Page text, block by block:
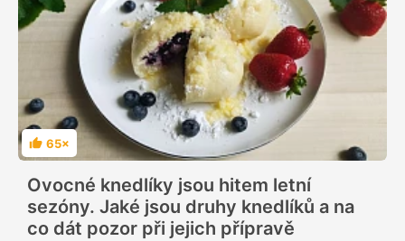
H
o
n
o
c
e
n
65×
Ovocné knedlíky jsou hitem letní
sezóny. Jaké jsou druhy knedlíků a na
co dát pozor při jejich přípravě